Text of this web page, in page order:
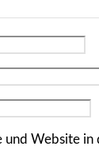
und Website